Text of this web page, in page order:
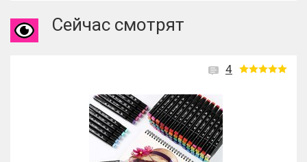
Сейчас смотрят
4